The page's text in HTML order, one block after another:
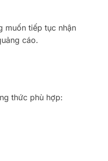
muốn tiếp tục nhận
cáo.
thức phù hợp: